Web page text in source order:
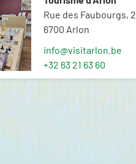
Rue des Faubourgs, 2
6700 Arlon
info@visitarlon.be
+32 63 21 63 60